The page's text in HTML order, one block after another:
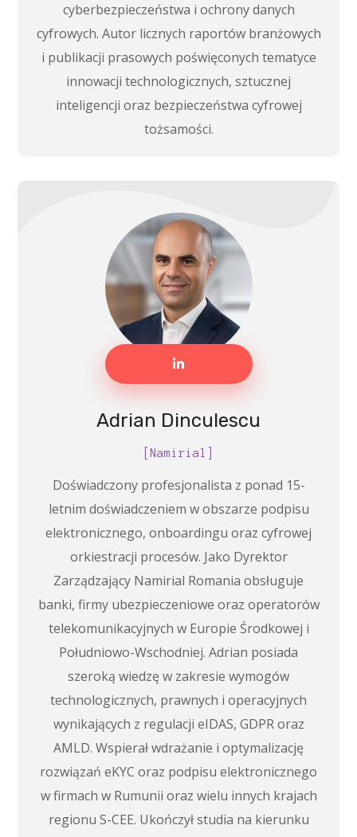
cyberbezpieczeństwa i ochrony danych
cyfrowych. Autor licznych raportów branżowych
i publikacji prasowych poświęconych tematyce
innowacji technologicznych, sztucznej
inteligencji oraz bezpieczeństwa cyfrowej
tożsamości.
Adrian Dinculescu
[Namirial]
Doświadczony profesjonalista z ponad 15-
letnim doświadczeniem w obszarze podpisu
elektronicznego, onboardingu oraz cyfrowej
orkiestracji procesów. Jako Dyrektor
Zarządzający Namirial Romania obsługuje
banki, firmy ubezpieczeniowe oraz operatorów
telekomunikacyjnych w Europie Środkowej i
Południowo-Wschodniej. Adrian posiada
szeroką wiedzę w zakresie wymogów
technologicznych, prawnych i operacyjnych
wynikających z regulacji eIDAS, GDPR oraz
AMLD. Wspierał wdrażanie i optymalizację
rozwiązań eKYC oraz podpisu elektronicznego
w firmach w Rumunii oraz wielu innych krajach
regionu S-CEE. Ukończył studia na kierunku